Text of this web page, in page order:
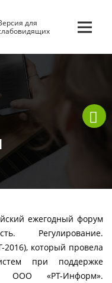
для
ежегодный форум
Регулирование.
2016), который провела
при поддержке
ООО «РТ-Информ».